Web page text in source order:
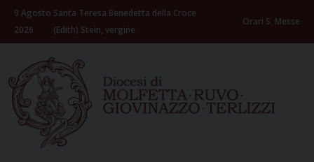
Skip
content
9 Agosto
2026
Santa Teresa Benedetta della Croce
(Edith) Stein, vergine
Orari S. Messe